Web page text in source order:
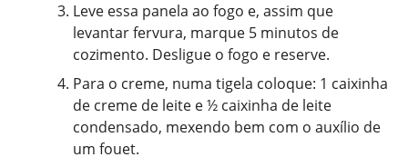
Leve essa panela ao fogo e, assim que
levantar fervura, marque 5 minutos de
cozimento. Desligue o fogo e reserve.
Para o creme, numa tigela coloque: 1 caixinha
de creme de leite e ½ caixinha de leite
condensado, mexendo bem com o auxílio de
um fouet.